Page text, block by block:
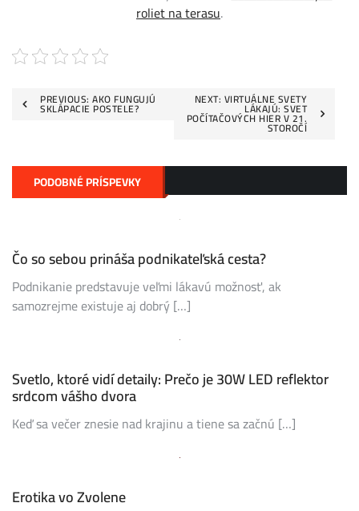
roliet na terasu.
Navigace
příspěvek
PREVIOUS: AKO FUNGUJÚ
SKLÁPACIE POSTELE?
NEXT: VIRTUÁLNE SVETY
LÁKAJÚ: SVET
POČÍTAČOVÝCH HIER V 21.
STOROČÍ
PODOBNÉ PRÍSPEVKY
Čo so sebou prináša podnikateľská cesta?
Podnikanie predstavuje veľmi lákavú možnosť, ak
samozrejme existuje aj dobrý […]
Svetlo, ktoré vidí detaily: Prečo je 30W LED reflektor
srdcom vášho dvora
Keď sa večer znesie nad krajinu a tiene sa začnú […]
Erotika vo Zvolene